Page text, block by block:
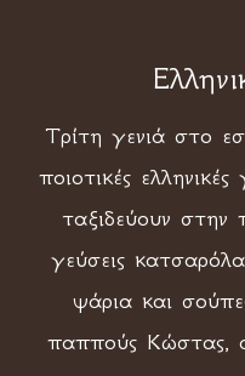
Τρίτη γενιά στο
ποιοτικές
ταξιδεύουν στην
γεύσεις
ψάρια και
παππούς Κώστας,